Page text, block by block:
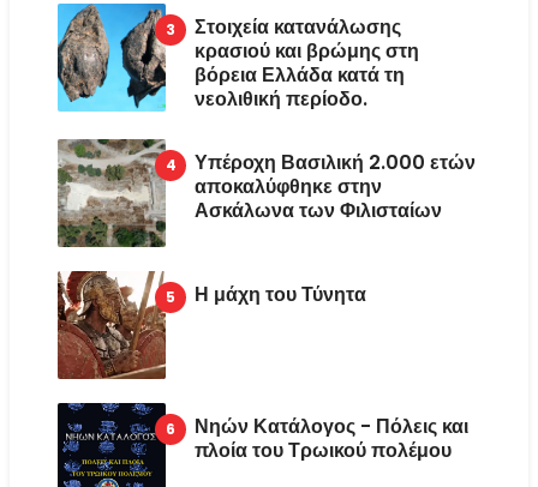
Στοιχεία κατανάλωσης
κρασιού και βρώμης στη
βόρεια Ελλάδα κατά τη
νεολιθική περίοδο.
Υπέροχη Βασιλική 2.000 ετών
αποκαλύφθηκε στην
Ασκάλωνα των Φιλισταίων
Η μάχη του Τύνητα
Νηών Κατάλογος - Πόλεις και
πλοία του Τρωικού πολέμου